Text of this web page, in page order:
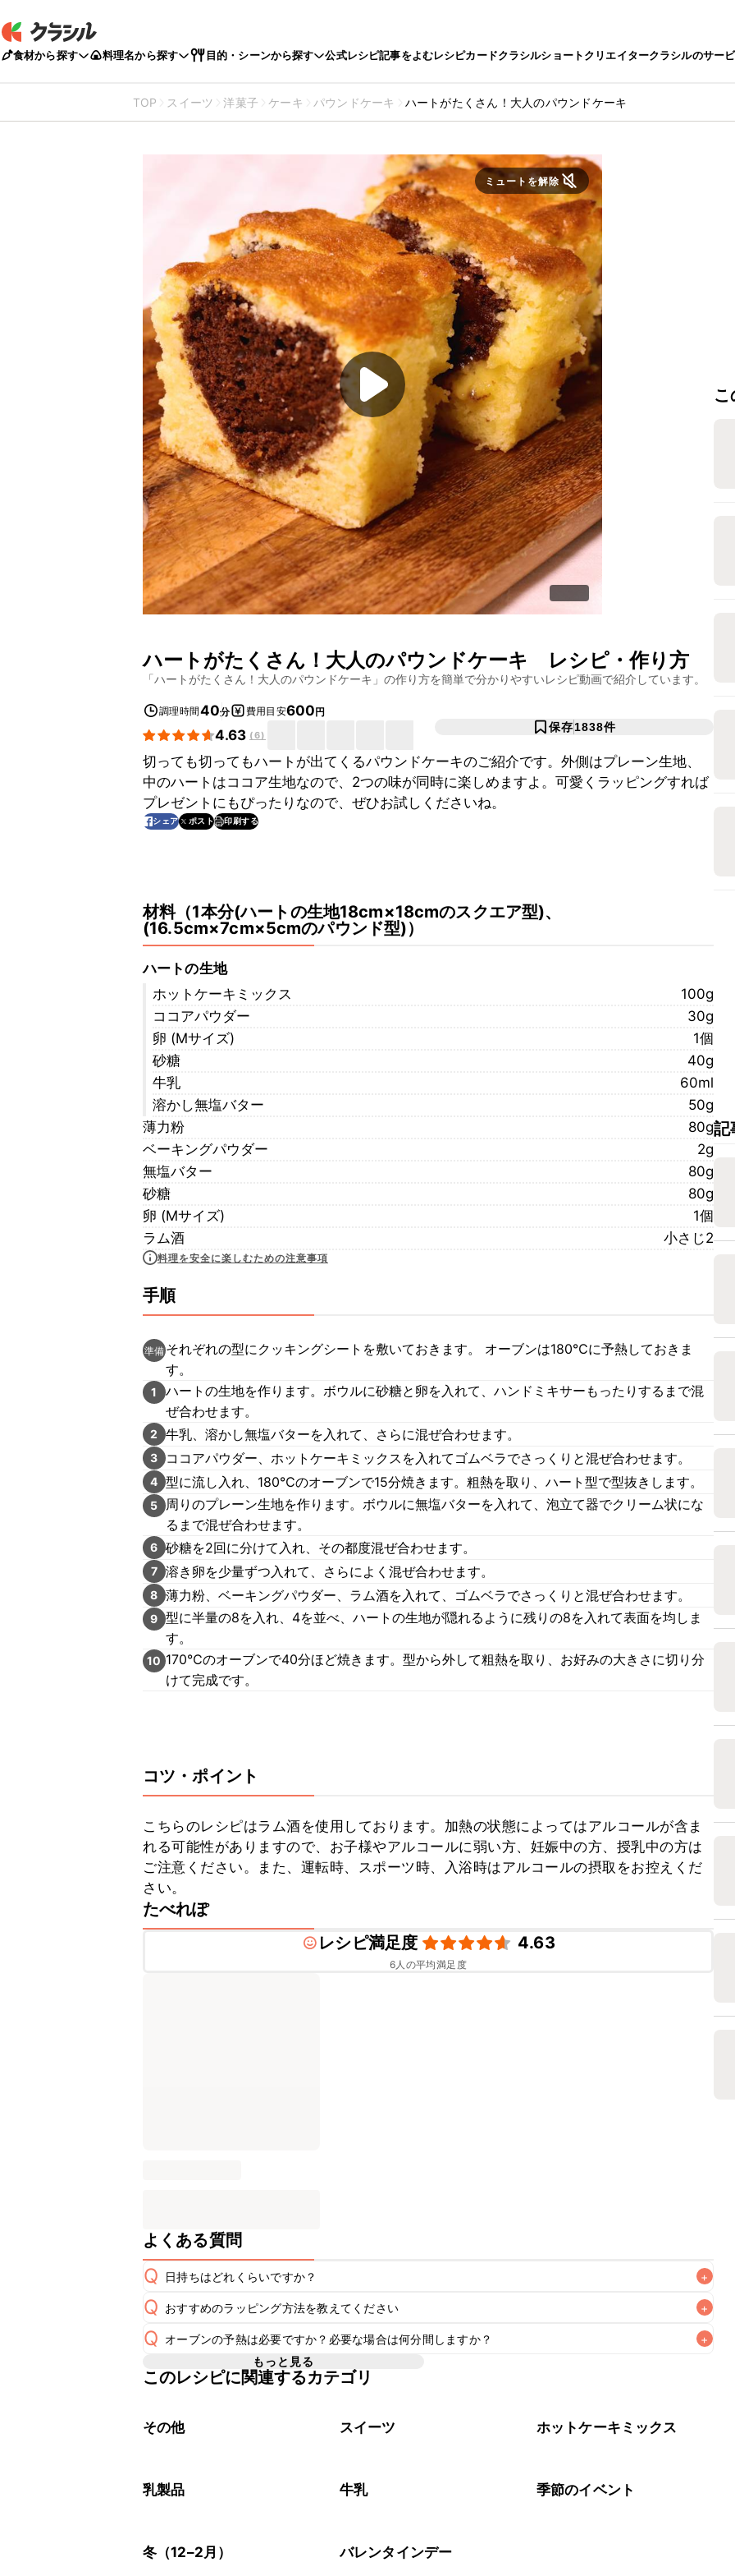
食材から探す 料理名から探す 目的・シーンから探す 公式レシピ記事をよむレシピカードクラシルショートクリエイタークラシルのサー
TOP スイーツ 洋菓子 ケーキ パウンドケーキ ハートがたくさん！大人のパウンドケーキ
ミュートを解除
ハートがたくさん！大人のパウンドケーキ レシピ・作り方
「ハートがたくさん！大人のパウンドケーキ 」の作り方を簡単で分かりやすいレシピ動画で紹介しています。
調理時間40分 費用目安600円
4.63 (6)
保存1838件
切っても切ってもハートが出てくるパウンドケーキのご紹介です。外側はプレーン生地、
中のハートはココア生地なので、2つの味が同時に楽しめますよ。可愛くラッピングすれば
プレゼントにもぴったりなので、ぜひお試しくださいね。
シェア ポスト 印刷する
材料（1本分(ハートの生地18cm×18cmのスクエア型)、
(16.5cm×7cm×5cmのパウンド型)）
ハートの生地
ホットケーキミックス
100g
ココアパウダー
30g
卵 (Mサイズ)
1個
砂糖
40g
牛乳
60ml
溶かし無塩バター
50g
薄力粉
80g
ベーキングパウダー
2g
無塩バター
80g
砂糖
80g
卵 (Mサイズ)
1個
ラム酒
小さじ2
料理を安全に楽しむための注意事項
手順
準備 それぞれの型にクッキングシートを敷いておきます。 オーブンは180℃に予熱しておきま
す。
1
ハートの生地を作ります。ボウルに砂糖と卵を入れて、ハンドミキサーもったりするまで混
ぜ合わせます。
2 牛乳、溶かし無塩バターを入れて、さらに混ぜ合わせます。
3 ココアパウダー、ホットケーキミックスを入れてゴムベラでさっくりと混ぜ合わせます。
4 型に流し入れ、180℃のオーブンで15分焼きます。粗熱を取り、ハート型で型抜きします。
5
周りのプレーン生地を作ります。ボウルに無塩バターを入れて、泡立て器でクリーム状にな
るまで混ぜ合わせます。
6 砂糖を2回に分けて入れ、その都度混ぜ合わせます。
7 溶き卵を少量ずつ入れて、さらによく混ぜ合わせます。
8 薄力粉、ベーキングパウダー、ラム酒を入れて、ゴムベラでさっくりと混ぜ合わせます。
9 型に半量の8を入れ、4を並べ、ハートの生地が隠れるように残りの8を入れて表面を均しま
す。
10 170℃のオーブンで40分ほど焼きます。型から外して粗熱を取り、お好みの大きさに切り分
けて完成です。
コツ・ポイント
こちらのレシピはラム酒を使用しております。加熱の状態によってはアルコールが含ま
れる可能性がありますので、お子様やアルコールに弱い方、妊娠中の方、授乳中の方は
ご注意ください。また、運転時、スポーツ時、入浴時はアルコールの摂取をお控えくだ
さい。
たべれぽ
レシピ満足度
4.63
6人の平均満足度
よくある質問
Q 日持ちはどれくらいですか？ +
A
保存期間は常温で2~3日が目安です。なるべくお早めにお召し上がりください。
※日持ちは目安です。こちら
Q おすすめのラッピング方法を教えてください +
A
Q オーブンの予熱は必要ですか？必要な場合は何分間しますか？ +
A
レシピでは170℃に予熱したオーブンで焼き上げています。オーブンに予熱機能がある場合はそちら
もっと見る
このレシピに関連するカテゴリ
その他 スイーツ ホットケーキミックス
乳製品 牛乳 季節のイベント
冬（12–2月） バレンタインデー
記